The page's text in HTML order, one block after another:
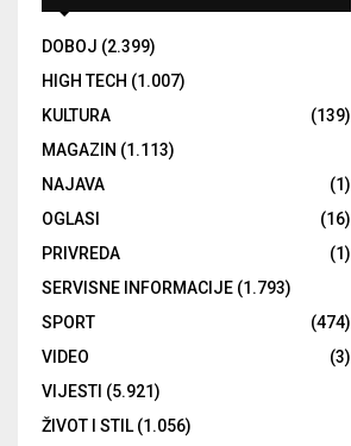
DOBOJ (2.399)
HIGH TECH (1.007)
KULTURA
(139)
MAGAZIN (1.113)
NAJAVA
(1)
OGLASI
(16)
PRIVREDA
(1)
SERVISNE INFORMACIJE (1.793)
SPORT
(474)
VIDEO
(3)
VIJESTI (5.921)
ŽIVOT I STIL(1.056)